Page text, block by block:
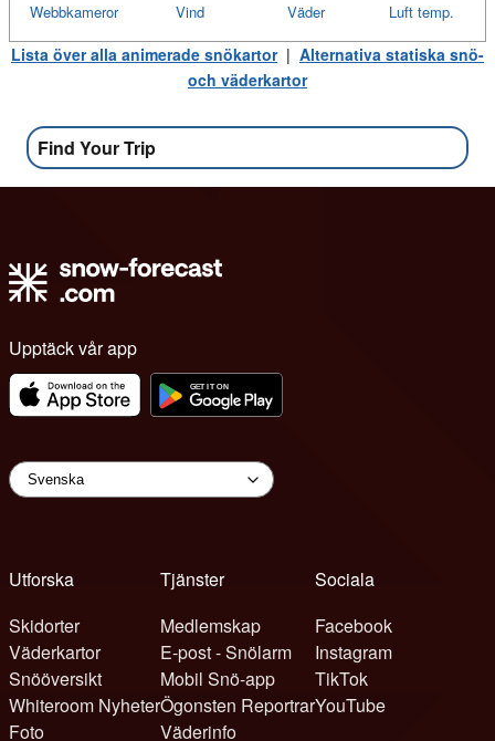
Luft temp.
Väder
Vind
Webbkameror
Lista över alla animerade snökartor| Alternativa statiska snö-
och väderkartor
Find Your Trip
Upptäck vår app
Utforska
Skidorter
Väderkartor
Snööversikt
Whiteroom Nyheter
Foto
Tjänster
Medlemskap
E-post - Snölarm
Mobil Snö-app
Ögonsten Reportrar
Väderinfo
Sociala
Facebook
Instagram
TikTok
YouTube